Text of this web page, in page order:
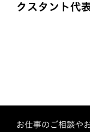
クスタント代
お仕事のご相談や